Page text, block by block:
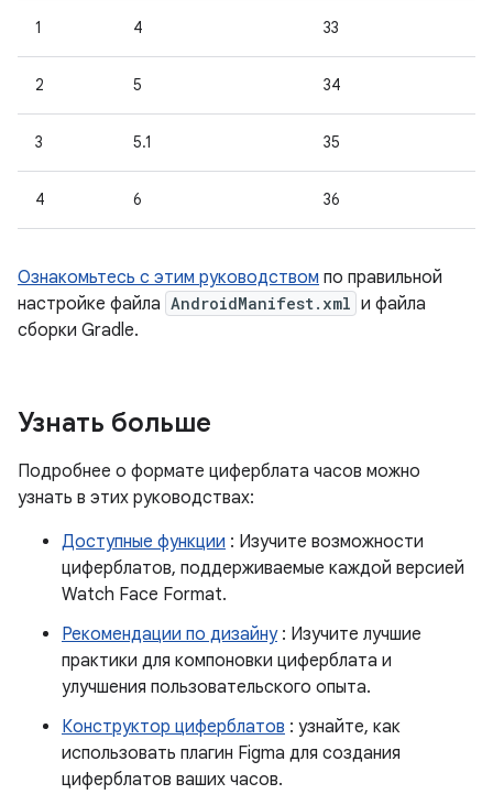
1 4 33
2 5 34
3 5.1 35
4 6 36
Ознакомьтесь с этим руководством по правильной
настройке файла AndroidManifest.xml и файла
сборки Gradle.
Узнать больше
Подробнее о формате циферблата часов можно
узнать в этих руководствах:
Доступные функции : Изучите возможности
циферблатов, поддерживаемые каждой версией
Watch Face Format.
Рекомендации по дизайну: Изучите лучшие
практики для компоновки циферблата и
улучшения пользовательского опыта.
Конструктор циферблатов : узнайте, как
использовать плагин Figma для создания
циферблатов ваших часов.